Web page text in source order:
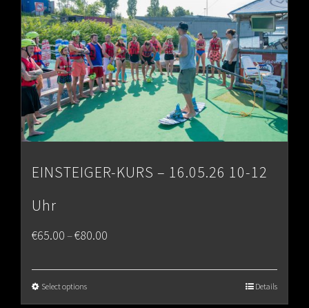
EINSTEIGER-KURS – 16.05.26 10-12
Uhr
€65.00–€80.00
Select options Details